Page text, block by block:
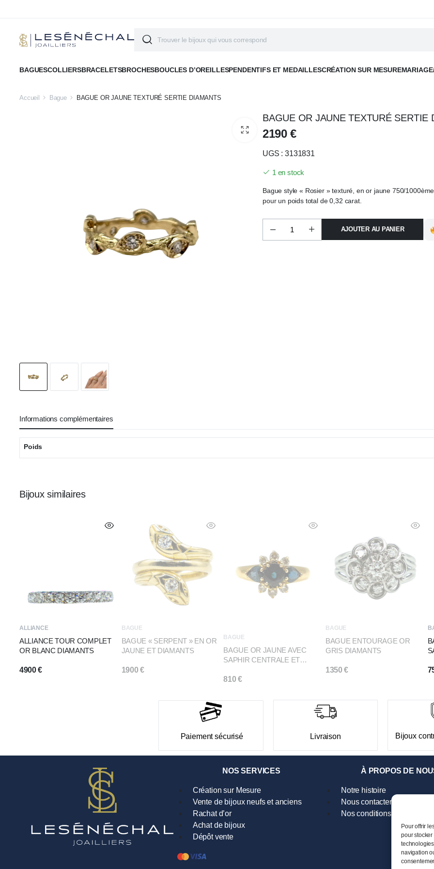
Pour offrir
pour
navigation
BAGUESCOLLIERSBRACELETSBROCHESBOUCLES D’OREILLESPENDENTIFS ET MEDAILLESCRÉATION SUR MESURE
Accueil Bague BAGUE OR JAUNE TEXTURÉ SERTIE DIAMANTS
BAGUE OR JAUNE TEXTURÉ SERTIE
2190 €
UGS : 3131831
1 en stock
Bague style « Rosier » texturé, en or jaune 750/
pour un poids total de 0,32 carat.
AJOUTER AU PANIER
Informations complémentaires
Poids
Bijoux similaires
ALLIANCE
ALLIANCE TOUR COMPLET
OR BLANC DIAMANTS
4900€
BAGUE
BAGUE « SERPENT » EN OR
JAUNE ET DIAMANTS
1900€
BAGUE
BAGUE OR JAUNE AVEC
SAPHIR CENTRALE ET
810€
BAGUE
BAGUE ENTOURAGE OR
GRIS DIAMANTS
1350€
Paiement sécurisé Livraison Bijoux
NOS SERVICES
Création sur Mesure
Vente de bijoux neufs et anciens
Rachat d’or
Achat de bijoux
Dépôt vente
À PROPOS DE
Notre histoire
Nous contacter
Nos conditions générales